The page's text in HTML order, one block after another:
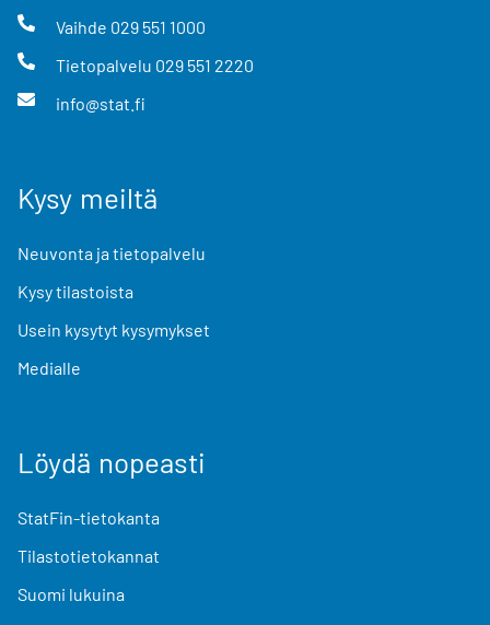
Vaihde 029 551 1000
Tietopalvelu 029 551 2220
info@stat.fi
Kysy meiltä
Neuvonta ja tietopalvelu
Kysy tilastoista
Usein kysytyt kysymykset
Medialle
Löydä nopeasti
StatFin-tietokanta
Tilastotietokannat
Suomi lukuina